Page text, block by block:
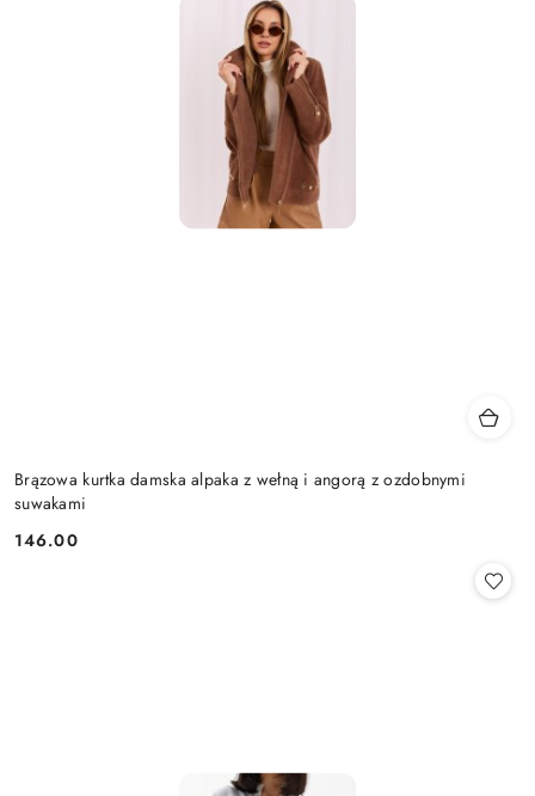
Brązowa kurtka damska alpaka z wełną i angorą z ozdobnymi
suwakami
Cena:
146.00